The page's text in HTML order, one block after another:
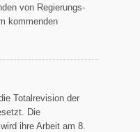
von Regierungs-
kommenden
Totalrevision der
Die
ihre Arbeit am 8.